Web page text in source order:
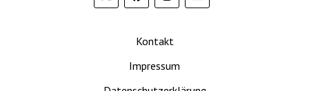
Kontakt
Impressum